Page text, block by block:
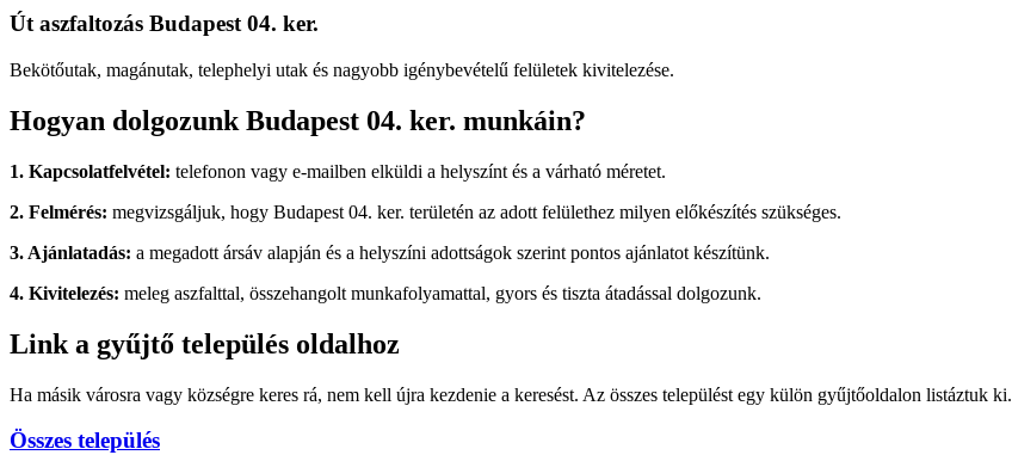
Út aszfaltozás Budapest 04. ker.
Bekötőutak, magánutak, telephelyi utak és nagyobb igénybevételű felületek kivitelezése.
Hogyan dolgozunk Budapest 04. ker. munkáin?
1. Kapcsolatfelvétel: telefonon vagy e-mailben elküldi a helyszínt és a várható méretet.
2. Felmérés: megvizsgáljuk, hogy Budapest 04. ker. területén az adott felülethez milyen előkészítés szükséges.
3. Ajánlatadás: a megadott ársáv alapján és a helyszíni adottságok szerint pontos ajánlatot készítünk.
4. Kivitelezés: meleg aszfalttal, összehangolt munkafolyamattal, gyors és tiszta átadással dolgozunk.
Link a gyűjtő település oldalhoz
Ha másik városra vagy községre keres rá, nem kell újra kezdenie a keresést. Az összes települést egy külön gyűjtőoldalon listáztuk ki.
Összes település